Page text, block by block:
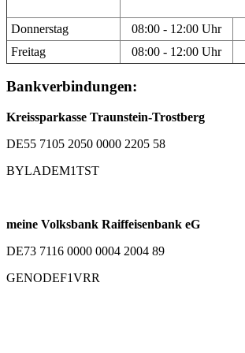
Donnerstag 08:00 - 12:00 Uhr
Freitag
08:00 - 12:00 Uhr
Bankverbindungen:
Kreissparkasse Traunstein-Trostberg
DE55 7105 2050 0000 2205 58
BYLADEM1TST
meine Volksbank Raiffeisenbank eG
DE73 7116 0000 0004 2004 89
GENODEF1VRR